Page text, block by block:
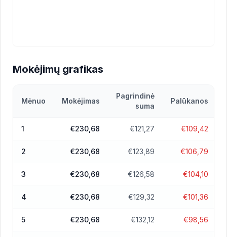
Mokėjimų grafikas
Mėnuo Mokėjimas
Pagrindinė
suma
Palūkanos
1 €230,68 €121,27 €109,42
2 €230,68 €123,89 €106,79
3 €230,68 €126,58 €104,10
4 €230,68 €129,32 €101,36
5 €230,68 €132,12 €98,56